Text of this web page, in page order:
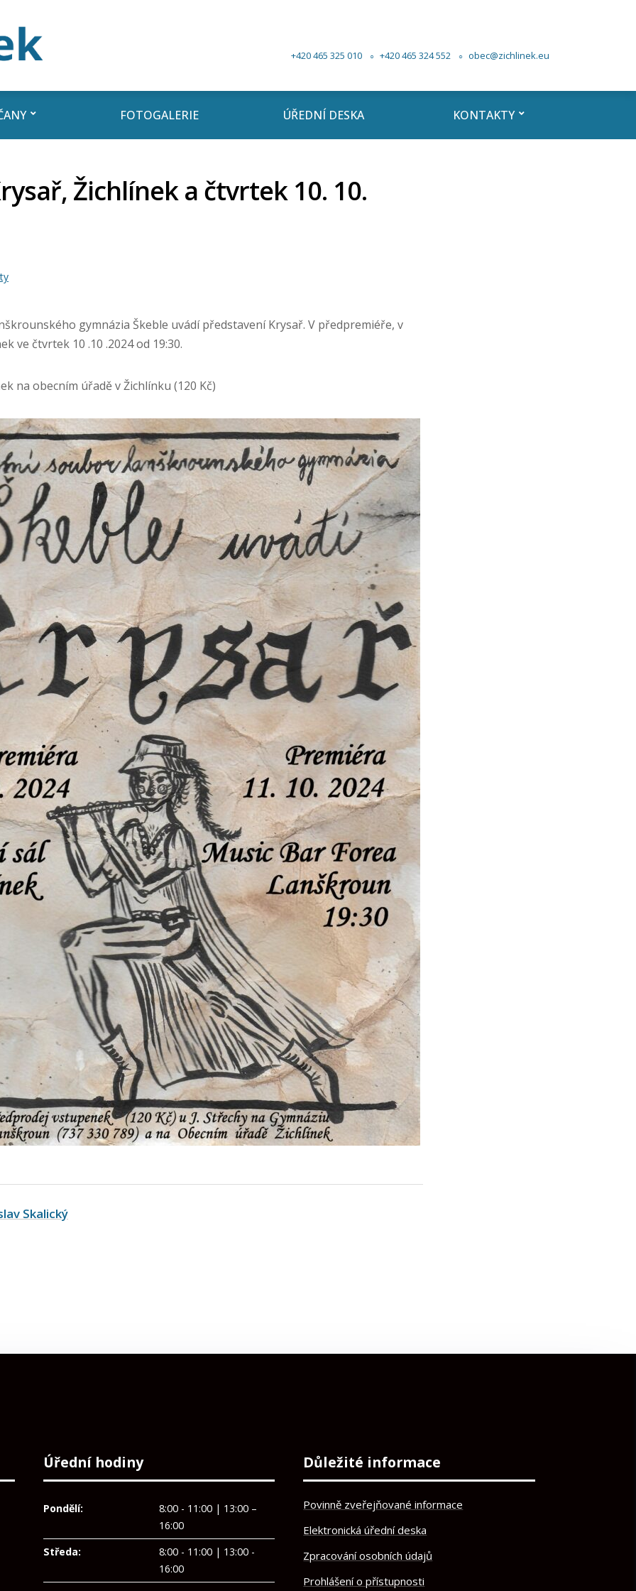
+420 465 325 010 +420 465 324 552 obec@zichlinek.eu
FOTOGALERIE ÚŘEDNÍ DESKA KONTAKTY
Žichlínek a čtvrtek 10. 10.
gymnázia Škeble uvádí představení Krysař. V předpremiéře, v
ve čtvrtek 10 .10 .2024 od 19:30.
na obecním úřadě v Žichlínku (120 Kč)
Skalický
Úřední hodiny
Pondělí:
8:00 - 11:00 | 13:00 –
16:00
Středa:
8:00 - 11:00 | 13:00 -
16:00
Důležité informace
Povinně zveřejňované informace
Elektronická úřední deska
Zpracování osobních údajů
Prohlášení o přístupnosti